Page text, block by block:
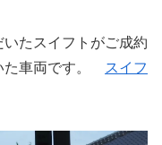
たスイフトがご成約
た車両です。
スイフ